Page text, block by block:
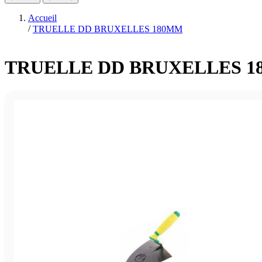
Accueil
/ TRUELLE DD BRUXELLES 180MM
TRUELLE DD BRUXELLES